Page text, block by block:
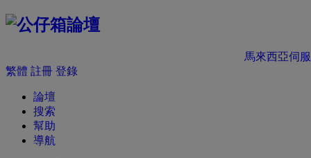
馬來西亞伺
繁體 註冊 登錄
論壇
搜索
幫助
導航